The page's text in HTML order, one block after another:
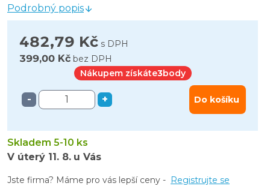
Podrobný popis
482,79 Kč s DPH
399,00 Kč bez DPH
Nákupem získáte3body
- + Do košíku
Skladem 5-10 ks
V úterý 11. 8. u Vás
Jste firma? Máme pro vás lepší ceny - Registrujte se